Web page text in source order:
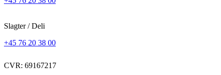
Slagter / Deli
+45 76 20 38 00
CVR: 69167217